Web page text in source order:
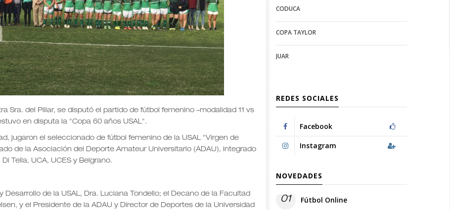
Sra. del Piilar, se disputó el partido de fútbol femenino –modalidad 11 vs
en disputa la "Copa 60 años USAL".
jugaron el seleccionado de fútbol femenino de la USAL "Virgen de
de la Asociación del Deporte Amateur Universitario (ADAU), integrado
Tella, UCA, UCES y Belgrano.
de la USAL, Dra. Luciana Tondello; el Decano de la Facultad
y el Presidente de la ADAU y Director de Deportes de la Universidad
configuration
options
options
CODUCA
COPA TAYLOR
JUAR
REDES SOCIALES
Facebook
Instagram
NOVEDADES
01 Fútbol Online